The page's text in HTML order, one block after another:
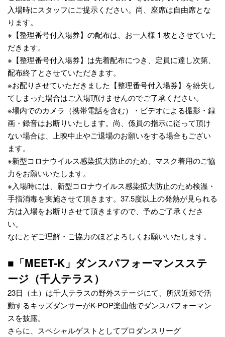
入場時にスタッフにご提示ください。尚、座席は自由席とな
ります。
※【整理番号付入場券】の配布は、お一人様 1 枚とさせていた
だきます。
※【整理番号付入場券】は先着配布につき、定員に達し次第、
配布終了とさせていただきます。
※お配りさせていただきました【整理番号付入場券】を紛失し
てしまった場合はご入場頂けませんのでご了承ください。
※場内でのカメラ（携帯電話を含む）・ビデオによる撮影・録
画・録音はお断りいたします。尚、係員の指示に従って頂け
ない場合は、上映中止やご退場のお願いをする場合もござい
ます。
※新型コロナウイルス感染拡大防止のため、マスク着用のご協
力をお願いいたします。
※入場時には、新型コロナウイルス感染拡大防止のため検温・
手指消毒を実施させて頂きます。37.5度以上の発熱が見られる
方は入場をお断りさせて頂きますので、予めご了承くださ
い。
なにとぞご理解・ご協力のほどよろしくお願いいたします。
■「MEET-K」ダンスパフォーマンスステ
ージ（千人テラス）
23日（土）は千人テラスの野外ステージにて、所沢近郊で活
動するキッズダンサーがK-POP楽曲他でダンスパフォーマン
スを披露。
さらに、スペシャルゲストとしてプロダンスリーグ